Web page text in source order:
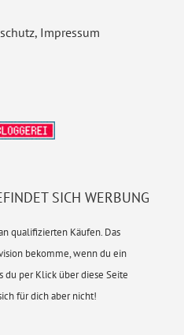
Impressum
SICH WERBUNG
qualifizierten Käufen. Das
bekomme, wenn du ein
du per Klick über diese Seite
für dich aber nicht!